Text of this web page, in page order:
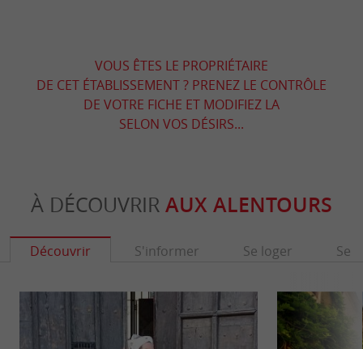
VOUS ÊTES LE PROPRIÉTAIRE
DE CET ÉTABLISSEMENT ? PRENEZ LE CONTRÔLE
DE VOTRE FICHE ET MODIFIEZ LA
SELON VOS DÉSIRS...
À DÉCOUVRIR AUX ALENTOURS
Découvrir S'informer Se loger Se